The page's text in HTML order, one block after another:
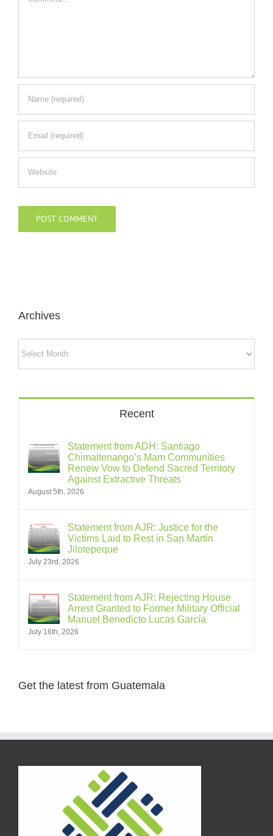
Archives
Recent
Statement from ADH: Santiago
Chimaltenango’s Mam Communities
Renew Vow to Defend Sacred Territory
Against Extractive Threats
August 5th, 2026
Statement from AJR: Justice for the
Victims Laid to Rest in San Martín
Jilotepeque
July 23rd, 2026
Statement from AJR: Rejecting House
Arrest Granted to Former Military Official
Manuel Benedicto Lucas García
July 16th, 2026
Get the latest from Guatemala